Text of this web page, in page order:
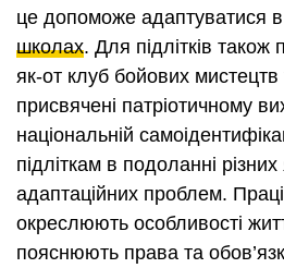
це допоможе адаптуватися в
школах. Для підлітків також
як-от клуб бойових мистецтв
присвячені патріотичному
національній
підліткам в подоланні різних
адаптаційних проблем.
окреслюють особливості
пояснюють права та